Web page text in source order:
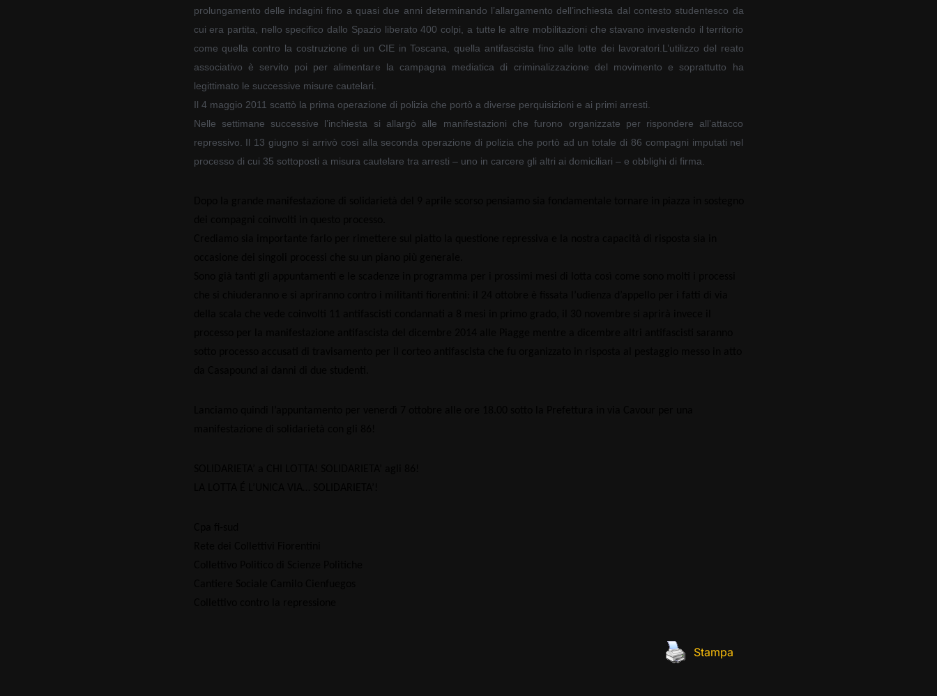
prolungamento delle indagini fino a quasi due anni determinando l’allargamento dell’inchiesta dal contesto studentesco da
cui era partita, nello specifico dallo Spazio liberato 400 colpi, a tutte le altre mobilitazioni che stavano investendo il territorio
come quella contro la costruzione di un CIE in Toscana, quella antifascista fino alle lotte dei lavoratori.L’utilizzo del reato
associativo è servito poi per alimentare la campagna mediatica di criminalizzazione del movimento e soprattutto ha
legittimato le successive misure cautelari.
Il 4 maggio 2011 scattò la prima operazione di polizia che portò a diverse perquisizioni e ai primi arresti.
Nelle settimane successive l’inchiesta si allargò alle manifestazioni che furono organizzate per rispondere all’attacco
repressivo. Il 13 giugno si arrivò così alla seconda operazione di polizia che portò ad un totale di 86 compagni imputati nel
processo di cui 35 sottoposti a misura cautelare tra arresti – uno in carcere gli altri ai domiciliari – e obblighi di firma.
Stampa